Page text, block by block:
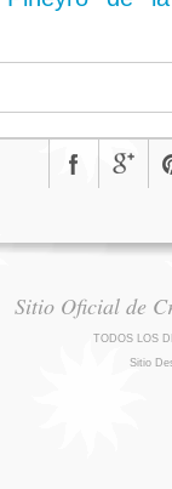
Sitio Oficial de
TODOS LOS
Sitio